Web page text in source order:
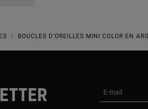
BOUCLES D’OREILLES MINI COLOR EN
E-mail